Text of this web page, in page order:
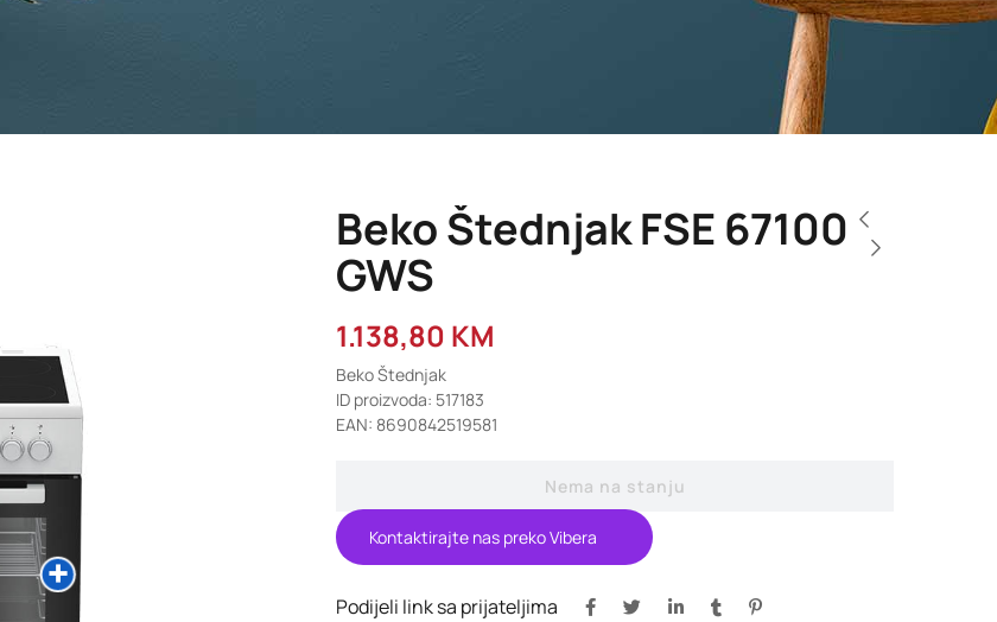
Beko Štednjak FSE 67100
GWS
1.138,80 KM
Beko Štednjak
ID proizvoda: 517183
EAN: 8690842519581
Nema na stanju
Kontaktirajte nas preko Vibera
Podijeli link sa prijateljima